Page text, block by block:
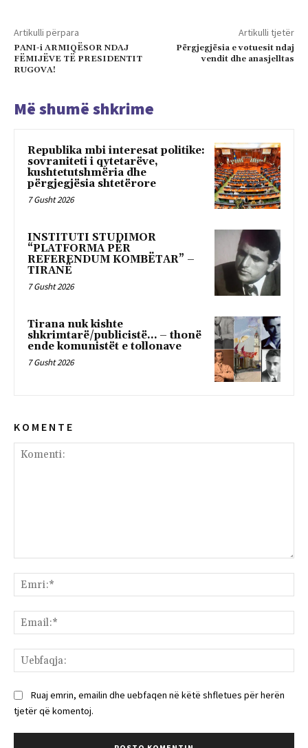
Artikulli përpara
PANI-i ARMIQËSOR NDAJ
FËMIJËVE TË PRESIDENTIT
RUGOVA!
Artikulli tjetër
Përgjegjësia e votuesit ndaj
vendit dhe anasjelltas
Më shumë shkrime
Republika mbi interesat politike:
sovraniteti i qytetarëve,
kushtetutshmëria dhe
përgjegjësia shtetërore
7 Gusht 2026
INSTITUTI STUDIMOR
“PLATFORMA PËR
REFERENDUM KOMBËTAR” –
TIRANË
7 Gusht 2026
Tirana nuk kishte
shkrimtarë/publicistë… – thonë
ende komunistët e tollonave
7 Gusht 2026
K O M E N T E
Ruaj emrin, emailin dhe uebfaqen në këtë shfletues për herën
tjetër që komentoj.